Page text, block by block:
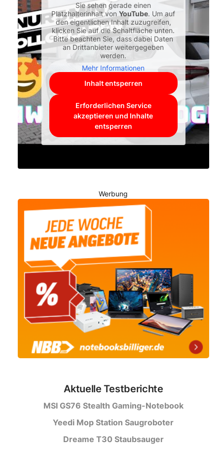
Sie sehen gerade einen
Platzhalterinhalt vonYouTube. Um auf
den eigentlichen Inhalt zuzugreifen,
klicken Sie auf die Schaltfläche unten.
Bitte beachten Sie, dass dabei Daten
an Drittanbieter weitergegeben
werden.
Mehr Informationen
Inhalt entsperren
Erforderlichen Service
akzeptieren und Inhalte
entsperren
Werbung
Aktuelle Testberichte
MSI GS76 Stealth Gaming-Notebook
Yeedi Mop Station Saugroboter
Dreame T30 Staubsauger